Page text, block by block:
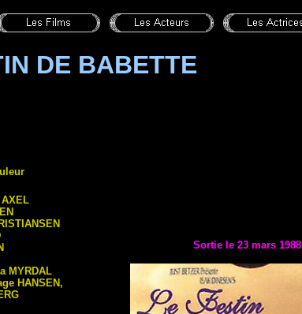
DE BABETTE
AXEL
MYRDAL
HANSEN ,
Sortie le 23 mars 1988